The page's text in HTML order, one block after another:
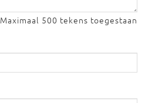
Maximaal 500 tekens toegestaan